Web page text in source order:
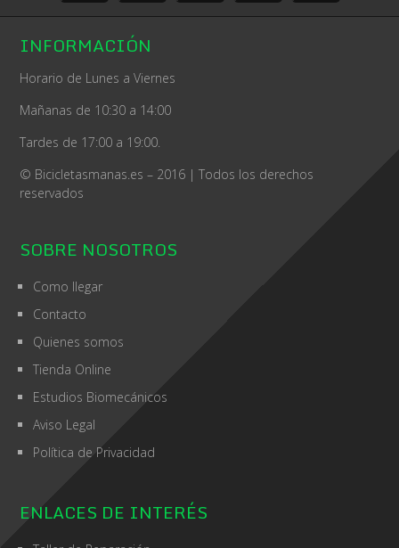
INFORMACIÓN
Horario de Lunes a Viernes
Mañanas de 10:30 a 14:00
Tardes de 17:00 a 19:00.
© Bicicletasmanas.es – 2016 | Todos los derechos
reservados
SOBRE NOSOTROS
Como llegar
Contacto
Quienes somos
Tienda Online
Estudios Biomecánicos
Aviso Legal
Política de Privacidad
ENLACES DE INTERÉS